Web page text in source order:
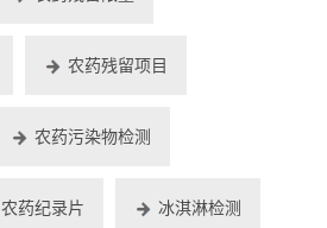
农药残留项目
农药污染物检测
农药纪录片 冰淇淋检测